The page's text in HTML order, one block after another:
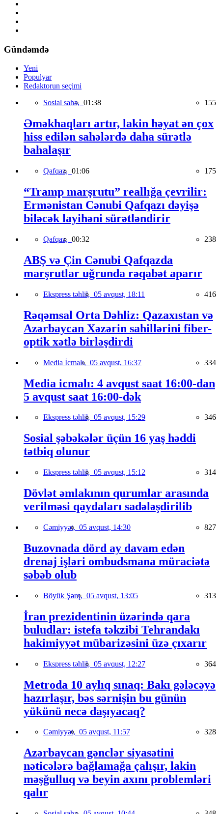
Gündəmdə
Yeni
Populyar
Redaktorun seçimi
Sosial sahə, 01:38 155
Əməkhaqları artır, lakin həyat ən çox
hiss edilən sahələrdə daha sürətlə
bahalaşır
Qafqaz, 01:06 175
“Tramp marşrutu” reallığa çevrilir:
Ermənistan Cənubi Qafqazı dəyişə
biləcək layihəni sürətləndirir
Qafqaz, 00:32 238
ABŞ və Çin Cənubi Qafqazda
marşrutlar uğrunda rəqabət aparır
Ekspress təhlil, 05 avqust, 18:11 416
Rəqəmsal Orta Dəhliz: Qazaxıstan və
Azərbaycan Xəzərin sahillərini fiber-
optik xətlə birləşdirdi
Media İcmalı, 05 avqust, 16:37 334
Media icmalı: 4 avqust saat 16:00-dan
5 avqust saat 16:00-dək
Ekspress təhlil, 05 avqust, 15:29 346
Sosial şəbəkələr üçün 16 yaş həddi
tətbiq olunur
Ekspress təhlil, 05 avqust, 15:12 314
Dövlət əmlakının qurumlar arasında
verilməsi qaydaları sadələşdirilib
Cəmiyyət, 05 avqust, 14:30 827
Buzovnada dörd ay davam edən
drenaj işləri ombudsmana müraciətə
səbəb olub
Böyük Şərq, 05 avqust, 13:05 313
İran prezidentinin üzərində qara
buludlar: istefa təkzibi Tehrandakı
hakimiyyət mübarizəsini üzə çıxarır
Ekspress təhlil, 05 avqust, 12:27 364
Metroda 10 aylıq sınaq: Bakı gələcəyə
hazırlaşır, bəs sərnişin bu günün
yükünü necə daşıyacaq?
Cəmiyyət, 05 avqust, 11:57 328
Azərbaycan gənclər siyasətini
nəticələrə bağlamağa çalışır, lakin
məşğulluq və beyin axını problemləri
qalır